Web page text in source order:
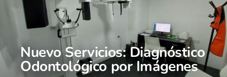
Servicios
Noticias
Contactanos
Nuevo Servicios: Diagnóstico
Odontológico por Imágenes